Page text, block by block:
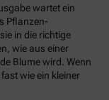
wartet ein
Pflanzen-
in die richtige
wie aus einer
Blume wird. Wenn
wie ein kleiner